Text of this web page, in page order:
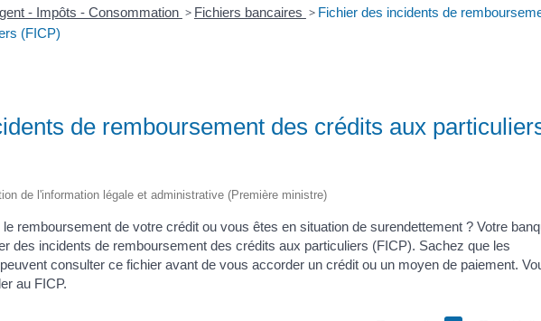
- Impôts - Consommation > Fichiers bancaires > Fichier des incidents de
(FICP)
de remboursement des crédits aux
de l'information légale et administrative (Première ministre)
remboursement de votre crédit ou vous êtes en situation de surendettement ? Votre
des incidents de remboursement des crédits aux particuliers (FICP). Sachez que les
consulter ce fichier avant de vous accorder un crédit ou un moyen de paiement.
au FICP.